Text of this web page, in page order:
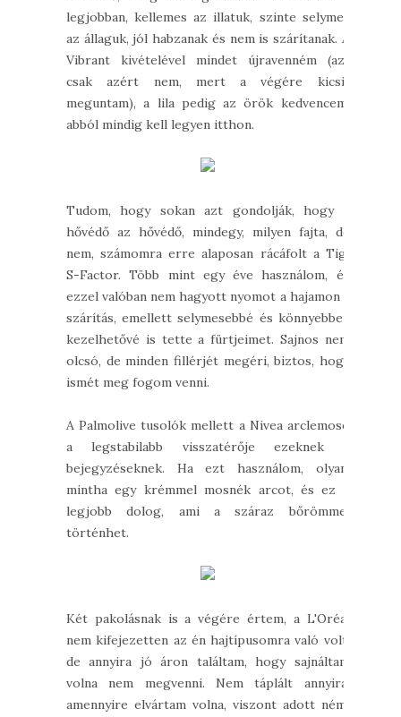
legjobban, kellemes az illatuk, szinte selymes
az állaguk, jól habzanak és nem is szárítanak. A
Vibrant kivételével mindet újravenném (azt
csak azért nem, mert a végére kicsit
meguntam), a lila pedig az örök kedvencem,
abból mindig kell legyen itthon.
Tudom, hogy sokan azt gondolják, hogy a
hővédő az hővédő, mindegy, milyen fajta, de
nem, számomra erre alaposan rácáfolt a Tigi
S-Factor. Több mint egy éve használom, és
ezzel valóban nem hagyott nyomot a hajamon a
szárítás, emellett selymesebbé és könnyebben
kezelhetővé is tette a fürtjeimet. Sajnos nem
olcsó, de minden fillérjét megéri, biztos, hogy
ismét meg fogom venni.
A Palmolive tusolók mellett a Nivea arclemosó
a legstabilabb visszatérője ezeknek a
bejegyzéseknek. Ha ezt használom, olyan,
mintha egy krémmel mosnék arcot, és ez a
legjobb dolog, ami a száraz bőrömmel
történhet.
Két pakolásnak is a végére értem, a L'Oréal
nem kifejezetten az én hajtípusomra való volt,
de annyira jó áron találtam, hogy sajnáltam
volna nem megvenni. Nem táplált annyira,
amennyire elvártam volna, viszont adott némi